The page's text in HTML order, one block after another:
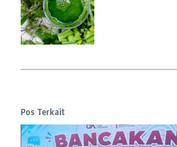
Pos Terkait